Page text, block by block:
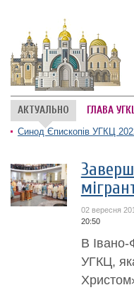
АКТУАЛЬНО ГЛАВА
Синод Єпископів УГКЦ
02 вересня
20:50
В Івано-
УГКЦ,